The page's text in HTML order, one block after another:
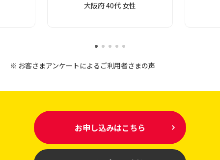
大阪府 40代 女性
※ お客さまアンケートによるご利用者さまの声
お申し込みはこちら